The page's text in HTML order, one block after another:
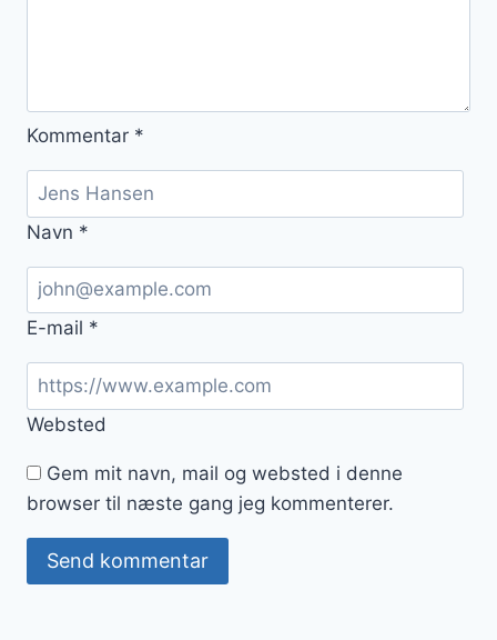
Kommentar *
Navn *
E-mail *
Websted
Gem mit navn, mail og websted i denne
browser til næste gang jeg kommenterer.